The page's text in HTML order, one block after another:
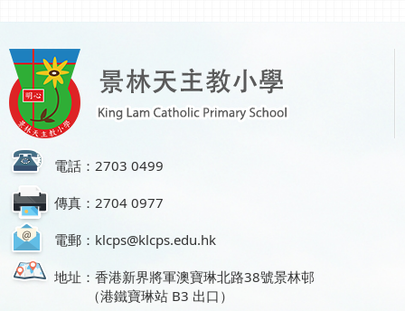
電話：2703 0499
傳真：2704 0977
電郵：klcps@klcps.edu.hk
地址：香港新界將軍澳寶琳北路38號景林邨
（港鐵寶琳站 B3 出口）